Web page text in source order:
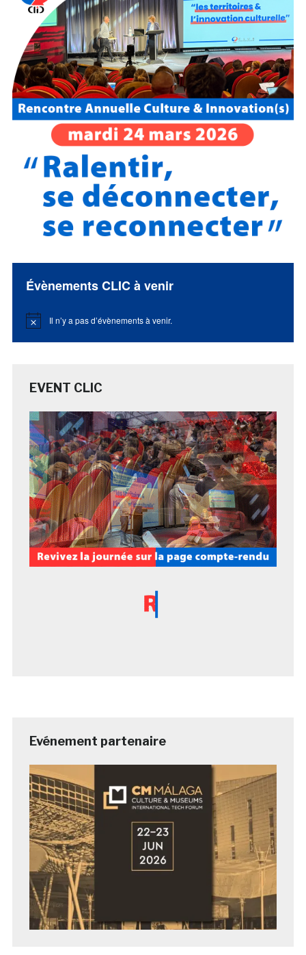
Évènements CLIC à venir
Notice Il n’y a pas d’évènements à venir.
EVENT CLIC
Evénement partenaire